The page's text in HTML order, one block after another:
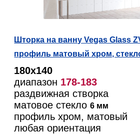
Шторка на ванну Vegas Glass
профиль матовый хром,
180х140
диапазон 178-183
раздвижная створка
матовое стекло6 мм
профиль хром, матовый
любая ориентация